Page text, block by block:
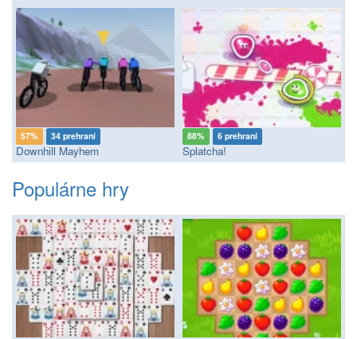
57% 34 prehraní
Downhill Mayhem
88% 6 prehraní
Splatcha!
Populárne hry